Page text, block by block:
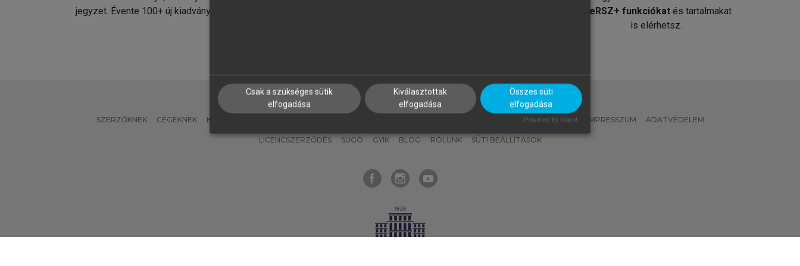
jegyzet. Évente 100+ új kiadvány.
MeRSZ+ funkciókat és tartalmakat
is elérhetsz.
SZERZŐKNEK CÉGEKNEK KÖNYVTÁROSOKNAK MI – ÁLTALÁNOS IRÁNYELVEK IMPRESSZUM ADATVÉDELEM
LICENCSZERZŐDÉS SÚGÓ GYIK BLOG RÓLUNK SÜTI BEÁLLÍTÁSOK
Csak a szükséges sütik
elfogadása
Kiválasztottak
elfogadása
Összes süti
elfogadása
Powered by Klaro!